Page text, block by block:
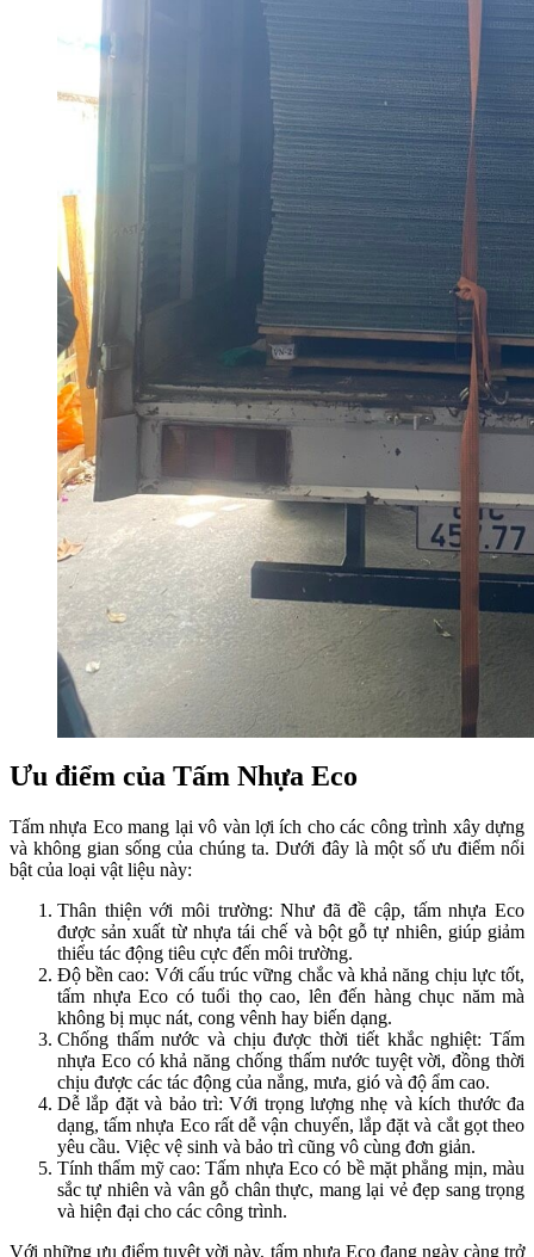
Ưu điểm của Tấm Nhựa Eco
Tấm nhựa Eco mang lại vô vàn lợi ích cho các công trình xây dựng
và không gian sống của chúng ta. Dưới đây là một số ưu điểm nổi
bật của loại vật liệu này:
Thân thiện với môi trường: Như đã đề cập, tấm nhựa Eco
được sản xuất từ nhựa tái chế và bột gỗ tự nhiên, giúp giảm
thiểu tác động tiêu cực đến môi trường.
Độ bền cao: Với cấu trúc vững chắc và khả năng chịu lực tốt,
tấm nhựa Eco có tuổi thọ cao, lên đến hàng chục năm mà
không bị mục nát, cong vênh hay biến dạng.
Chống thấm nước và chịu được thời tiết khắc nghiệt: Tấm
nhựa Eco có khả năng chống thấm nước tuyệt vời, đồng thời
chịu được các tác động của nắng, mưa, gió và độ ẩm cao.
Dễ lắp đặt và bảo trì: Với trọng lượng nhẹ và kích thước đa
dạng, tấm nhựa Eco rất dễ vận chuyển, lắp đặt và cắt gọt theo
yêu cầu. Việc vệ sinh và bảo trì cũng vô cùng đơn giản.
Tính thẩm mỹ cao: Tấm nhựa Eco có bề mặt phẳng mịn, màu
sắc tự nhiên và vân gỗ chân thực, mang lại vẻ đẹp sang trọng
và hiện đại cho các công trình.
Với những ưu điểm tuyệt vời này, tấm nhựa Eco đang ngày càng trở